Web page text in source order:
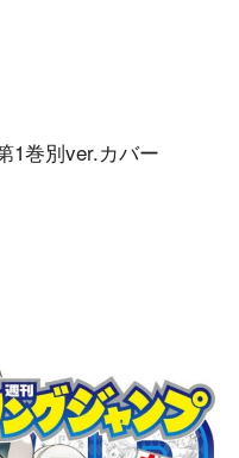
1巻別ver.カバー